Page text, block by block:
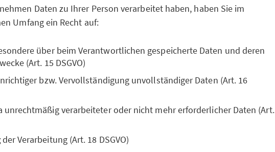
Daten zu Ihrer Person verarbeitet haben, haben Sie im
Umfang ein Recht auf:
über beim Verantwortlichen gespeicherte Daten und deren
(Art. 15 DSGVO)
bzw. Vervollständigung unvollständiger Daten (Art. 16
unrechtmäßig verarbeiteter oder nicht mehr erforderlicher Daten (Art.
der Verarbeitung (Art. 18 DSGVO)